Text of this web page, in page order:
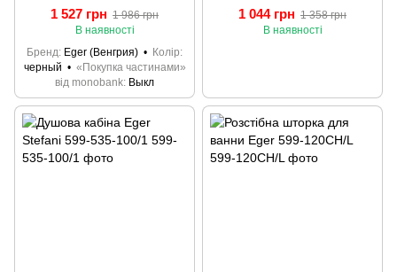
1 527 грн 1 986 грн
В наявності
Бренд Eger (Венгрия)
Колір
черный
«Покупка частинами»
від monobank Выкл
1 044 грн 1 358 грн
В наявності